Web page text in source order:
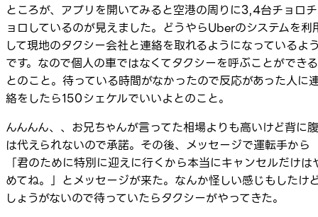
ところが、アプリを開いてみると空港の周りに3,4台チョロチ
ョロしているのが見えました。どうやらUberのシステムを利
して現地のタクシー会社と連絡を取れるようになっているよ
です。なので個人の車ではなくてタクシーを呼ぶことができる
とのこと。待っている時間がなかったので反応があった人に
絡をしたら150シェケルでいいよとのこと。
んんんん、、お兄ちゃんが言ってた相場よりも高いけど背に腹
は代えられないので承諾。その後、メッセージで運転手から
「君のために特別に迎えに行くから本当にキャンセルだけは
めてね。」とメッセージが来た。なんか怪しい感じもしたけ
しょうがないので待っていたらタクシーがやってきた。